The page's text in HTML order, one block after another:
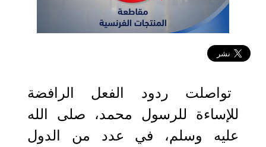
تواصلت ردود الفعل الرافضة
للإساءة للرسول محمد، صلى الله
عليه وسلم، في عدد من الدول